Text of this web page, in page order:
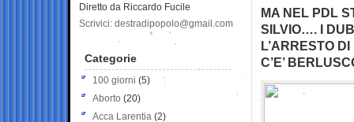
MA NEL PDL
SILVIO…. I
L’ARRESTO
C’E’
Diretto da Riccardo Fucile
Scrivici: destradipopolo@gmail.com
Categorie
100 giorni (5)
Aborto (20)
Acca Larentia (2)